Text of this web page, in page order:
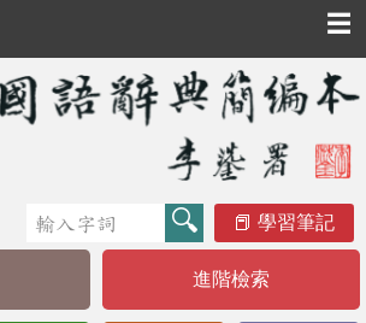
☰
學習筆記
進階檢索